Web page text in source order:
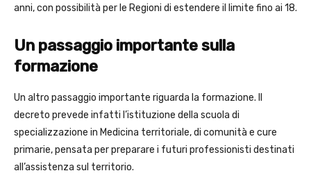
anni, con possibilità per le Regioni di estendere il limite fino ai 18.
Un passaggio importante sulla
formazione
Un altro passaggio importante riguarda la formazione. Il
decreto prevede infatti l’istituzione della scuola di
specializzazione in Medicina territoriale, di comunità e cure
primarie, pensata per preparare i futuri professionisti destinati
all’assistenza sul territorio.